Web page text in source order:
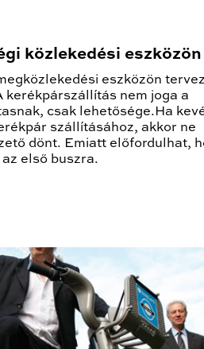
közlekedési eszközön
eszközön
kerékpárszállítás nem joga a
csak lehetősége.Ha
szállításához, akkor ne
dönt. Emiatt előfordulhat,
első buszra.